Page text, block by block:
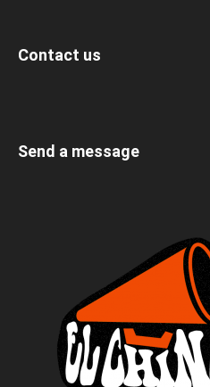
Contact us
Send a message